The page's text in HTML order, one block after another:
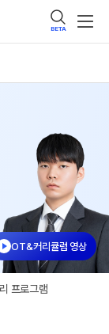
BETA
OT&커리큘럼 영상
프로그램